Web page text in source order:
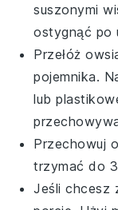
suszonymi
ostygnąć po
Przełóż
pojemnika.
lub
Przechowuj
trzymać do
Jeśli chcesz